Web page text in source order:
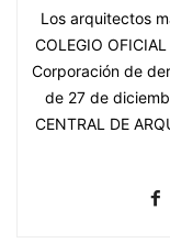
Los arquitectos
COLEGIO
Corporación de
de 27 de
CENTRAL DE